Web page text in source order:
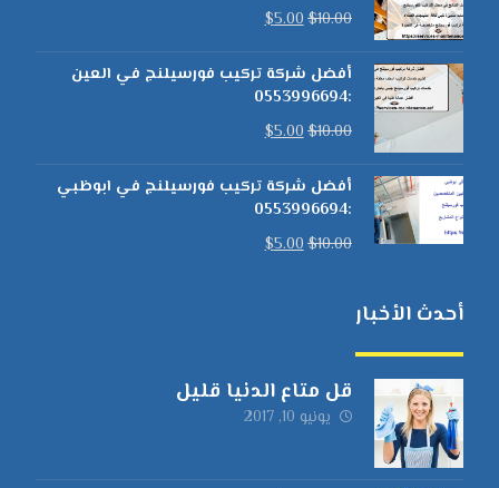
$10.00
$5.00
أفضل شركة تركيب فورسيلنج في العين
:0553996694
$10.00
$5.00
أفضل شركة تركيب فورسيلنج في ابوظبي
:0553996694
$10.00
$5.00
أحدث الأخبار
قل متاع الدنيا قليل
يونيو 10, 2017